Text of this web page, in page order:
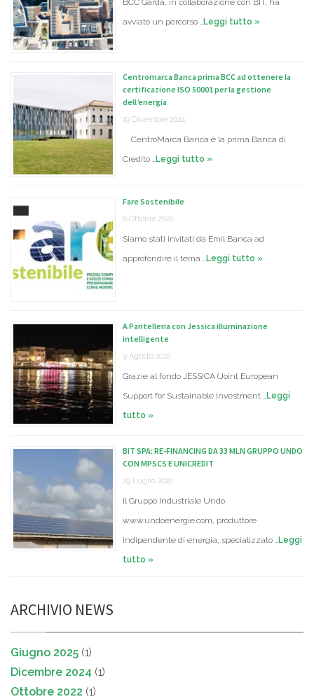
avviato un percorso … Leggi tutto »
Centromarca Banca prima BCC ad ottenere la
certificazione ISO 50001 per la gestione
dell’energia
19 Dicembre 2024
CentroMarca Banca è la prima Banca di
Credito … Leggi tutto »
Fare Sostenibile
6 Ottobre 2022
Siamo stati invitati da Emil Banca ad
approfondire il tema … Leggi tutto »
A Pantelleria con Jessica illuminazione
intelligente
9 Agosto 2022
Grazie al fondo JESSICA (Joint European
Support for Sustainable Investment … Leggi
tutto »
BIT SPA: RE-FINANCING DA 33 MLN GRUPPO UNDO
CON MPSCS E UNICREDIT
29 Luglio 2022
Il Gruppo Industriale Undo
www.undoenergie.com, produttore
indipendente di energia, specializzato … Leggi
tutto »
ARCHIVIO NEWS
Giugno 2025 (1)
Dicembre 2024 (1)
Ottobre 2022 (1)